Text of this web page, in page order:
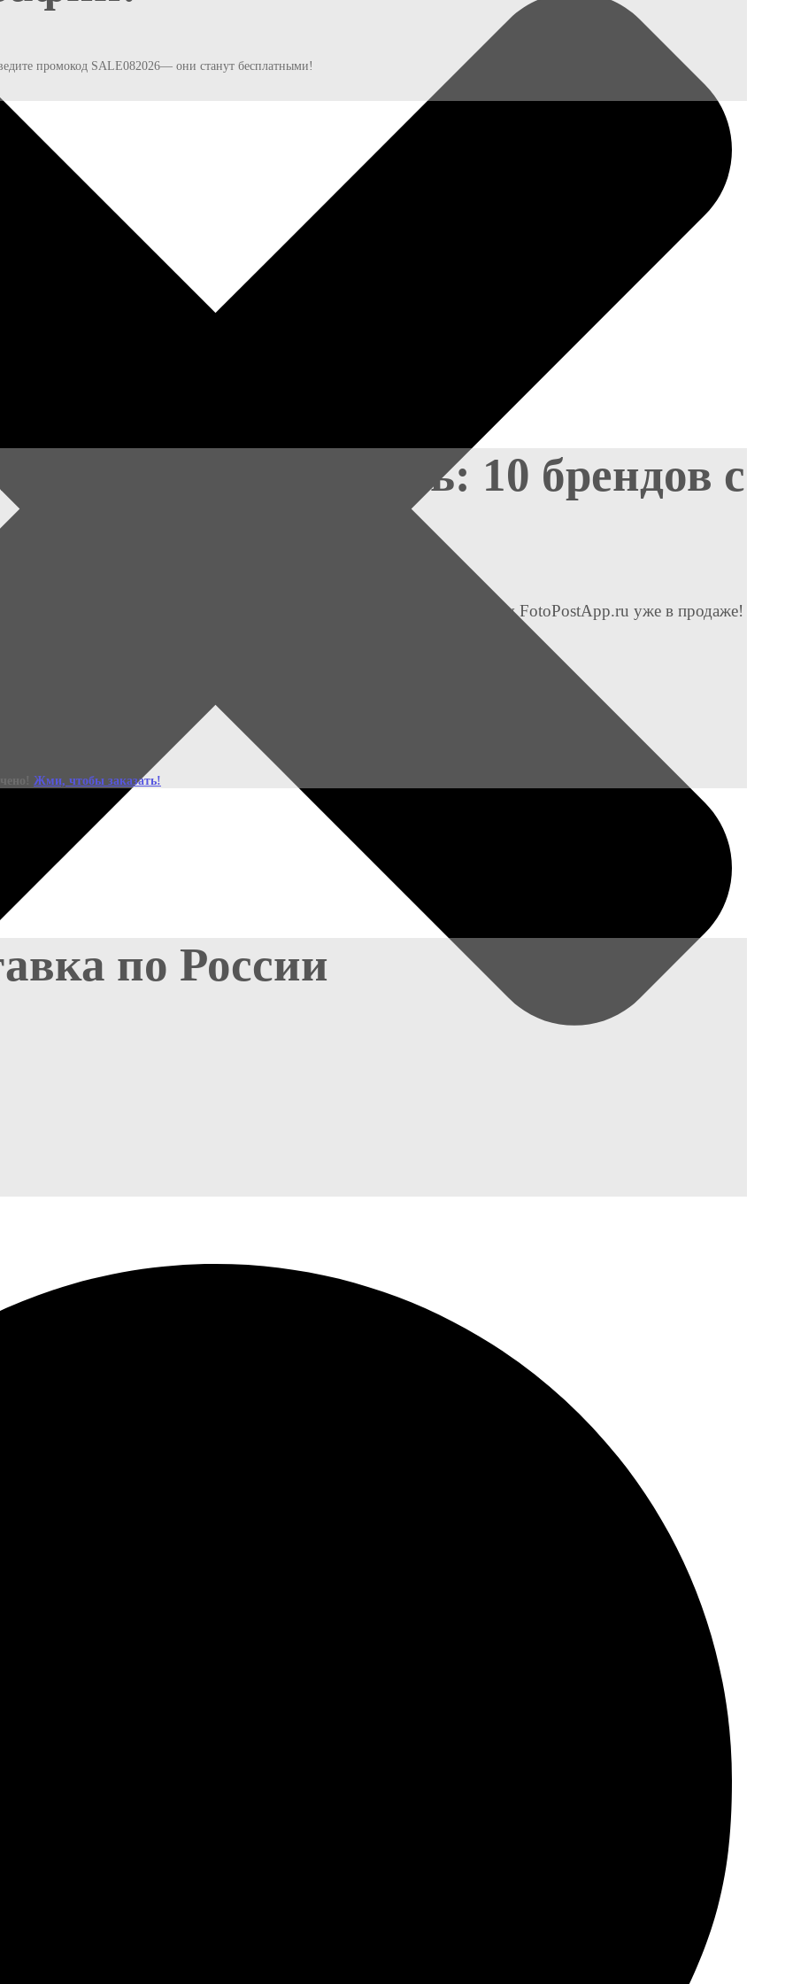
промокод SALE082026— они станут бесплатными!
набор уже здесь: 10 брендов с
весеннее издание Бьюти-бокса Леди Mail x Aura Project by FotoPostApp.ru уже в продаже!
Жми, чтобы заказать!
по России